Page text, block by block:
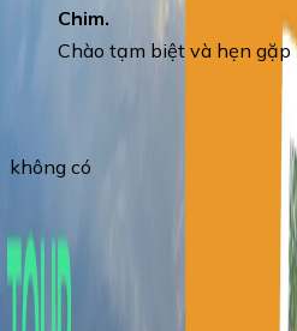
Chim.
Chào tạm biệt và hẹn gặp
không có
CHAT BY WEBSITE
Contact Information